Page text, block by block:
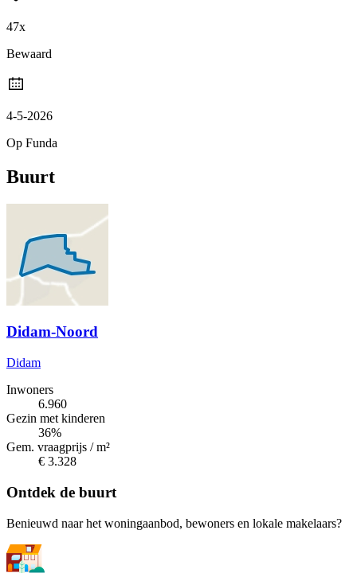
47x
Bewaard
4-5-2026
Op Funda
Buurt
Didam-Noord
Didam
Inwoners
6.960
Gezin met kinderen
36%
Gem. vraagprijs / m²
€ 3.328
Ontdek de buurt
Benieuwd naar het woningaanbod, bewoners en lokale makelaars?